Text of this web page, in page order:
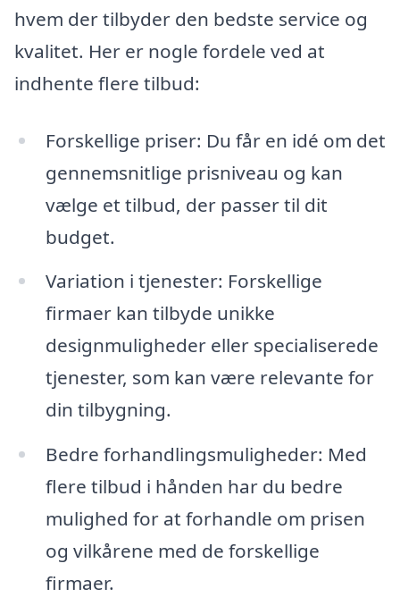
hvem der tilbyder den bedste service og
kvalitet. Her er nogle fordele ved at
indhente flere tilbud:
Forskellige priser: Du får en idé om det
gennemsnitlige prisniveau og kan
vælge et tilbud, der passer til dit
budget.
Variation i tjenester: Forskellige
firmaer kan tilbyde unikke
designmuligheder eller specialiserede
tjenester, som kan være relevante for
din tilbygning.
Bedre forhandlingsmuligheder: Med
flere tilbud i hånden har du bedre
mulighed for at forhandle om prisen
og vilkårene med de forskellige
firmaer.